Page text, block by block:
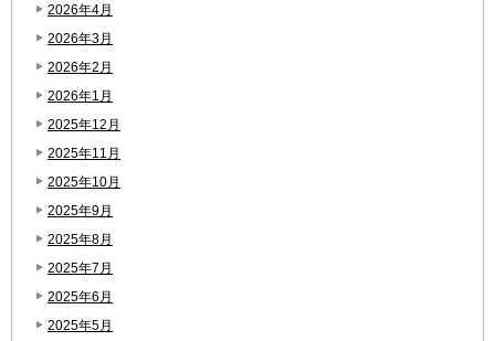
2026年4月
2026年3月
2026年2月
2026年1月
2025年12月
2025年11月
2025年10月
2025年9月
2025年8月
2025年7月
2025年6月
2025年5月